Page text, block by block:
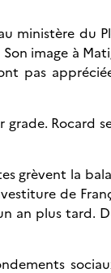
ministère du
image à
pas
grade. Rocard
grèvent la
de
an plus tard.